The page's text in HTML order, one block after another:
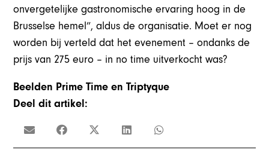
onvergetelijke gastronomische ervaring hoog in de
Brusselse hemel”, aldus de organisatie. Moet er nog
worden bij verteld dat het evenement – ondanks de
prijs van 275 euro – in no time uitverkocht was?
Beelden Prime Time en Triptyque
Deel dit artikel: